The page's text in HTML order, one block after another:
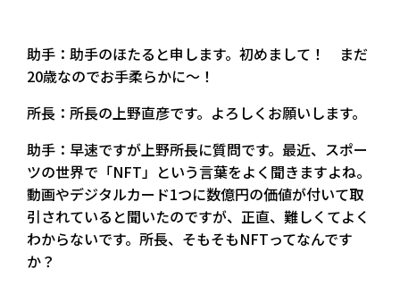
助手：助手のほたると申します。初めまして！ まだ
20歳なのでお手柔らかに〜！
所長：所長の上野直彦です。よろしくお願いします。
助手：早速ですが上野所長に質問です。最近、スポー
ツの世界で「NFT」という言葉をよく聞きますよね。
動画やデジタルカード1つに数億円の価値が付いて取
引されていると聞いたのですが、正直、難しくてよく
わからないです。所長、そもそもNFTってなんです
か？